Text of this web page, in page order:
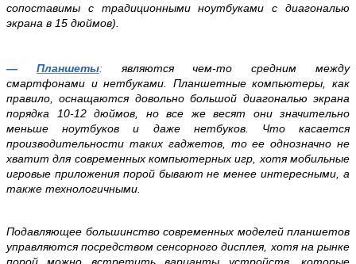
сопоставимы с традиционными ноутбуками с диагональю
экрана в 15 дюймов).
— Планшеты:являются чем-то средним между
смартфонами и нетбуками. Планшетные компьютеры, как
правило, оснащаются довольно большой диагональю экрана
порядка 10-12 дюймов, но все же весят они значительно
меньше ноутбуков и даже нетбуков. Что касается
производительности таких гаджетов, то ее однозначно не
хватит для современных компьютерных игр, хотя мобильные
игровые приложения порой бывают не менее интересными, а
также технологичными.
Подавляющее большинство современных моделей планшетов
управляются посредством сенсорного дисплея, хотя на рынке